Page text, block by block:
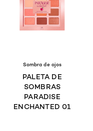
available
Sombra de ojos
PALETA DE
SOMBRAS
PARADISE
ENCHANTED 01